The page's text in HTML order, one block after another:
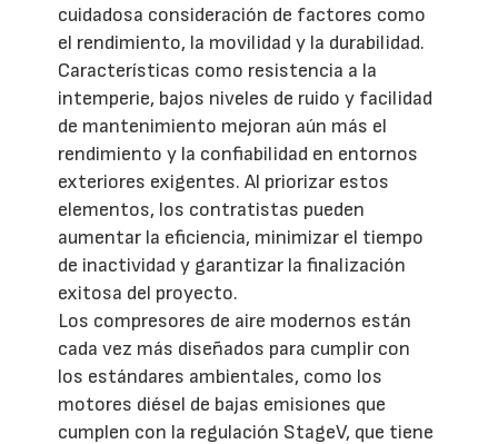
cuidadosa consideración de factores como
el rendimiento, la movilidad y la durabilidad.
Características como resistencia a la
intemperie, bajos niveles de ruido y facilidad
de mantenimiento mejoran aún más el
rendimiento y la confiabilidad en entornos
exteriores exigentes. Al priorizar estos
elementos, los contratistas pueden
aumentar la eficiencia, minimizar el tiempo
de inactividad y garantizar la finalización
exitosa del proyecto.
Los compresores de aire modernos están
cada vez más diseñados para cumplir con
los estándares ambientales, como los
motores diésel de bajas emisiones que
cumplen con la regulación StageV, que tiene